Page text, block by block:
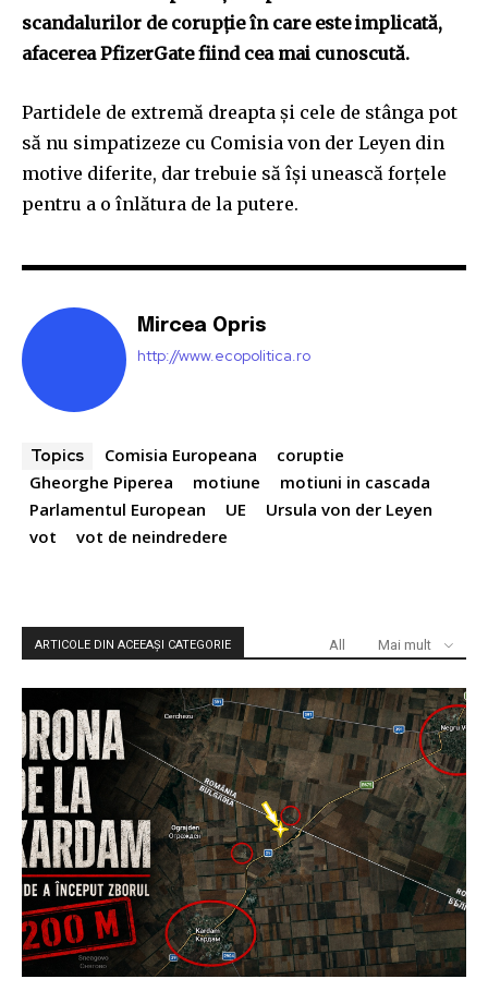
scandalurilor de corupție în care este implicată,
afacerea PfizerGate fiind cea mai cunoscută.
Partidele de extremă dreapta și cele de stânga pot
să nu simpatizeze cu Comisia von der Leyen din
motive diferite, dar trebuie să își unească forțele
pentru a o înlătura de la putere.
Mircea Opris
http://www.ecopolitica.ro
Topics Comisia Europeana
coruptie
Gheorghe Piperea
motiune
motiuni in cascada
Parlamentul European
UE
Ursula von der Leyen
vot
vot de neindredere
ARTICOLE DIN ACEEAȘI CATEGORIE All Mai mult